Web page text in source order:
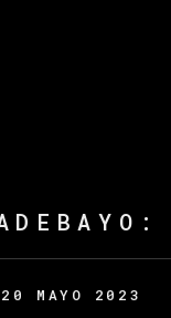
:
MAYO 2023